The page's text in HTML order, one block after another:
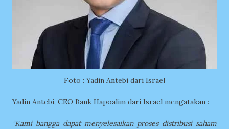
Foto : Yadin Antebi dari Israel
Yadin Antebi, CEO Bank Hapoalim dari Israel mengatakan :
"Kami bangga dapat menyelesaikan proses distribusi saham